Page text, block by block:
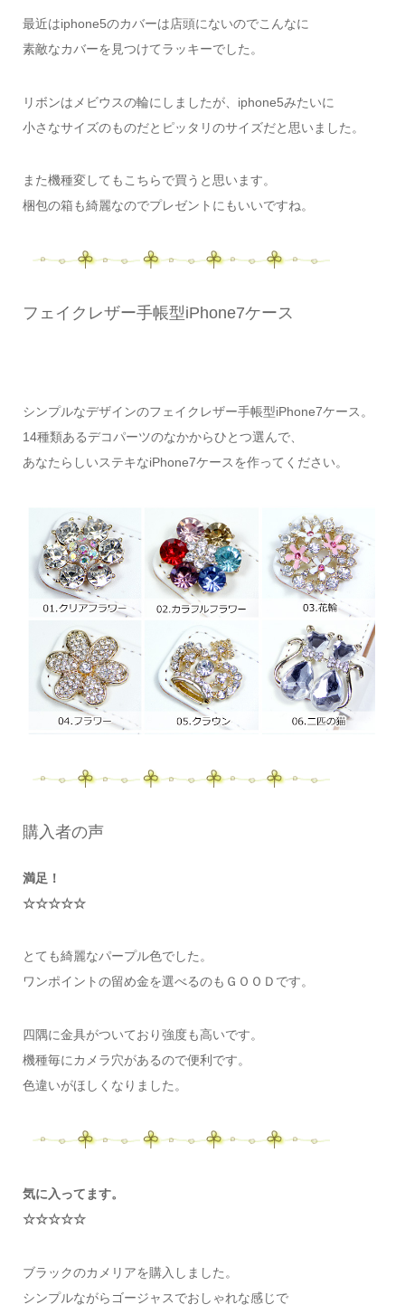
最近はiphone5のカバーは店頭にないのでこんなに
素敵なカバーを見つけてラッキーでした。
リボンはメビウスの輪にしましたが、iphone5みたいに
小さなサイズのものだとピッタリのサイズだと思いました。
また機種変してもこちらで買うと思います。
梱包の箱も綺麗なのでプレゼントにもいいですね。
フェイクレザー手帳型iPhone7ケース
シンプルなデザインのフェイクレザー手帳型iPhone7ケース。
14種類あるデコパーツのなかからひとつ選んで、
あなたらしいステキなiPhone7ケースを作ってください。
購入者の声
満足！
☆☆☆☆☆
とても綺麗なパープル色でした。
ワンポイントの留め金を選べるのもＧＯＯＤです。
四隅に金具がついており強度も高いです。
機種毎にカメラ穴があるので便利です。
色違いがほしくなりました。
気に入ってます。
☆☆☆☆☆
ブラックのカメリアを購入しました。
シンプルながらゴージャスでおしゃれな感じで